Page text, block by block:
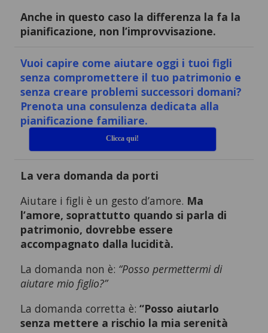
Anche in questo caso la differenza la fa la
pianificazione, non l’improvvisazione.
Vuoi capire come aiutare oggi i tuoi figli
senza compromettere il tuo patrimonio e
senza creare problemi successori domani?
Prenota una consulenza dedicata alla
pianificazione familiare.
Clicca qui!
La vera domanda da porti
Aiutare i figli è un gesto d’amore. Ma
l’amore, soprattutto quando si parla di
patrimonio, dovrebbe essere
accompagnato dalla lucidità.
La domanda non è: “Posso permettermi di
aiutare mio figlio?”
La domanda corretta è: “Posso aiutarlo
senza mettere a rischio la mia serenità